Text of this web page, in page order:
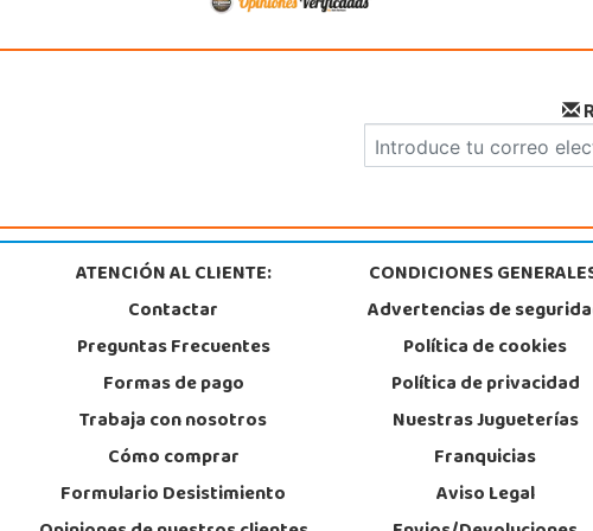
952 176 994
Juguetilandia Zamora
Calle Tordesillas 4
980558019
ATENCIÓN AL CLIENTE:
Contactar
Preguntas Frecuentes
Formas de pago
Trabaja con nosotros
Cómo comprar
Formulario Desistimiento
CONDICIONES
Advertencias de
Política de cookies
Política de privacidad
Nuestras Jugueterías
Franquicias
Aviso Legal